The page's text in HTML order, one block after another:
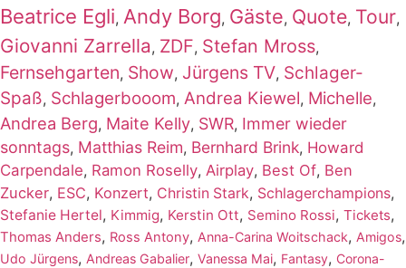
Beatrice Egli, Andy Borg, Gäste, Quote, Tour,
Giovanni Zarrella, ZDF, Stefan Mross,
Fernsehgarten, Show, Jürgens TV, Schlager-
Spaß, Schlagerbooom, Andrea Kiewel, Michelle,
Andrea Berg, Maite Kelly, SWR, Immer wieder
sonntags, Matthias Reim, Bernhard Brink, Howard
Carpendale, Ramon Roselly, Airplay, Best Of, Ben
Zucker, ESC, Konzert, Christin Stark, Schlagerchampions,
Stefanie Hertel, Kimmig, Kerstin Ott, Semino Rossi, Tickets,
Thomas Anders, Ross Antony, Anna-Carina Woitschack, Amigos,
Udo Jürgens, Andreas Gabalier, Vanessa Mai, Fantasy, Corona-